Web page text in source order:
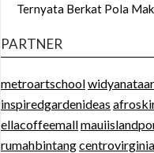
Ternyata Berkat Pola
PARTNER
metroartschool
inspiredgardenideas
ellacoffeemall
rumahbintangcentrovirginia